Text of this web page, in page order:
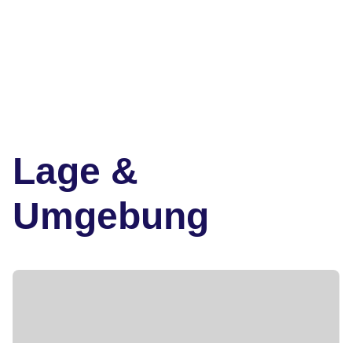
Lage &
Umgebung